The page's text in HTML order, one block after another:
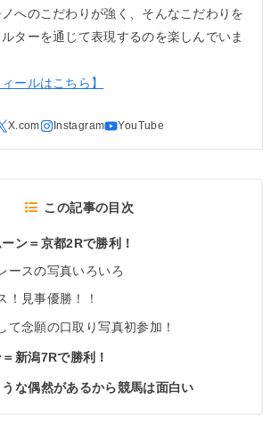
へのこだわりが強く、そんなこだわりを
ターを通じて表現するのを楽しんでいま
ールはこちら】
この記事の目次
ン＝京都2Rで勝利！
ースの写真いろいろ
！見事優勝！！
て念願の口取り写真初参加！
新潟7Rで勝利！
な偶然があるから競馬は面白い